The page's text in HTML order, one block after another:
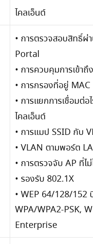
ไคลเอ็นต์
• การตรวจสอบสิทธิ์ผ่
Portal
• การควบคุมการเข้าถึง
• การกรองที่อยู่ MAC
• การแยกการเชื่อมต่อ
ไคลเอ็นต์
• การแมป SSID กับ
• VLAN ตามพอร์ต
• การตรวจจับ AP ที่ไ
• รองรับ 802.1X
• WEP 64/128/152
WPA/WPA2-PSK,
Enterprise